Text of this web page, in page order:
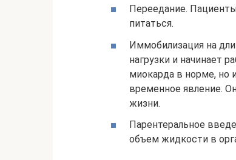
Переедание.
питаться.
Иммобилизация на
нагрузки и начинает
миокарда в норме, но
временное явление.
жизни.
Парентеральное
объем жидкости в